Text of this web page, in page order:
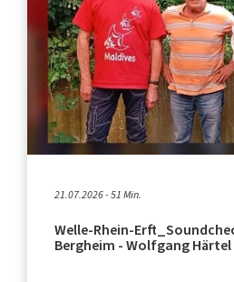
21.07.2026 - 51 Min.
Welle-Rhein-
Bergheim - Wolfgang